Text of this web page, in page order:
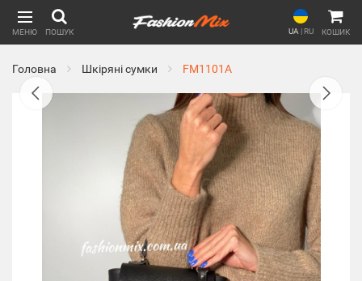
МЕНЮ ПОШУК UA | RU КОШИК
Головна Шкіряні сумки FM1101A